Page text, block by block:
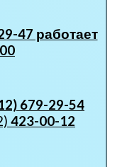
47 работает
679-29-54
423-00-12